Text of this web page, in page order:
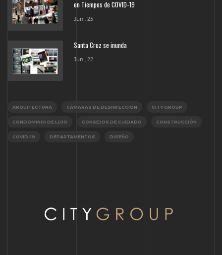
en Tiempos de COVID-19
Jun , 23
Santa Cruz se inunda
Jun , 22
ARQUITECTURA CÁMARAS DE DESINFECCIÓN CITY GROUP
CONDOMINIO DE LUJO CONSEJOS DE CUIDADO CONSTRUCCIÓN
COVID-19 DEPARTAMENTOS DISEÑO